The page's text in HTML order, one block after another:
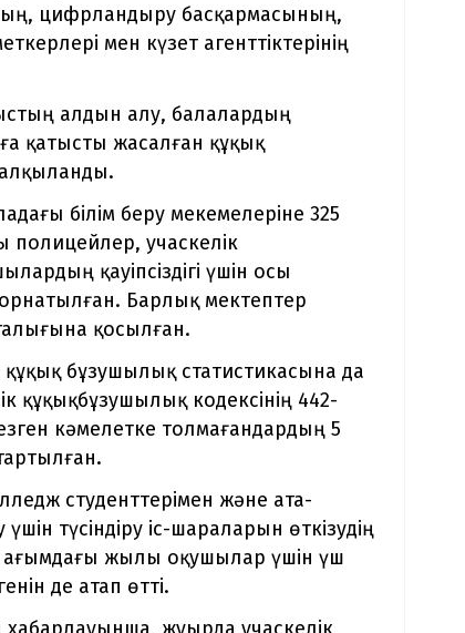
цифрландыру басқармасының,
мен күзет агенттіктерінің
алдын алу, балалардың
қатысты жасалған құқық
білім беру мекемелеріне 325
полицейлер, учаскелік
қауіпсіздігі үшін осы
Барлық мектептер
қосылған.
бұзушылық статистикасына да
құқықбұзушылық кодексінің 442-
кәмелетке толмағандардың 5
студенттерімен және ата-
түсіндіру іс-шараларын өткізудің
ағымдағы жылы оқушылар үшін үш
де атап өтті.